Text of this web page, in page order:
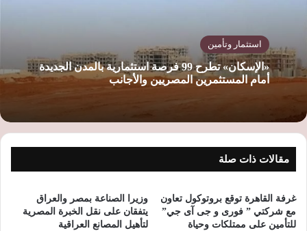
استثمار وتأمين
«الإسكان» تطرح 99 فرصة استثمارية بالمدن الجديدة
أمام المستثمرين المصريين والأجانب
مقالات ذات صلة
غرفة القاهرة توقع بروتوكول تعاون
مع شركتي ” فورى و جى آى جي”
للتأمين على ممتلكات وحياة
وزيرا الصناعة بمصر والعراق
يتفقان على نقل الخبرة المصرية
لتأهيل المصانع العراقية